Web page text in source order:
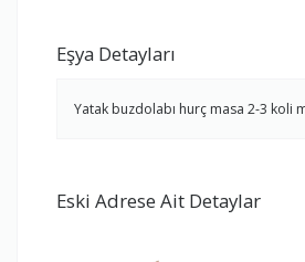
Eşya Detayları
Yatak buzdolabı hurç masa 2-3 koli
Eski Adrese Ait Detaylar